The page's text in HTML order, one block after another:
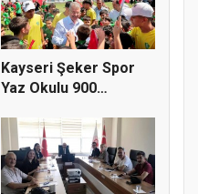
Kayseri Şeker Spor
Yaz Okulu 900